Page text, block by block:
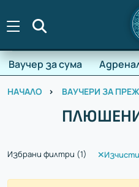
Ваучер за сума
НАЧАЛО ВАУЧЕРИ ЗА
Един ваучер -
Избрани филтри (1) Изчисти